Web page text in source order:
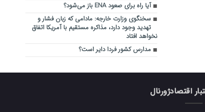
آیا راه برای صعود ENA باز می‌شود؟
سخنگوی وزارت خارجه: مادامی که زبان فشار و
تهدید وجود دارد، مذاکره مستقیم با آمریکا اتفاق
نخواهد افتاد
مدارس کشور فردا دایر است؟
اقتصادژورنال